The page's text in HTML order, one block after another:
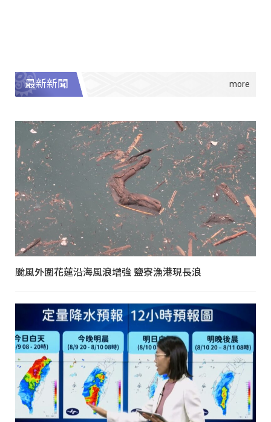
最新新聞
颱風外圍花蓮沿海風浪增強 鹽寮漁港現長浪